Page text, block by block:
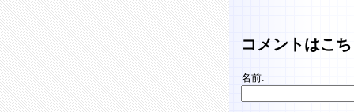
コメントはこ
名前: